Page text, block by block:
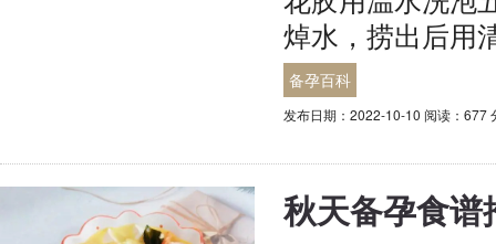
焯水，捞出后用
备孕百科
发布日期：2022-10-10 阅读：677
秋天备孕食谱